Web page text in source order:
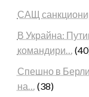
САЩ
В Украйна:
командири…
Спешно в
на… (38)